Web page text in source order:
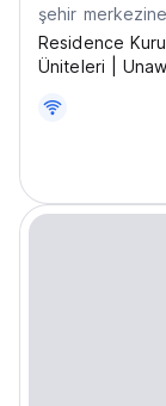
şehir
Residence
Üniteleri |
birleştiren iki